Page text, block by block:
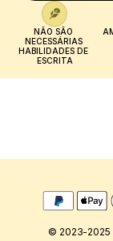
NÃO SÃO
NECESSÁRIAS
HABILIDADES DE
ESCRITA
© 2023-2025